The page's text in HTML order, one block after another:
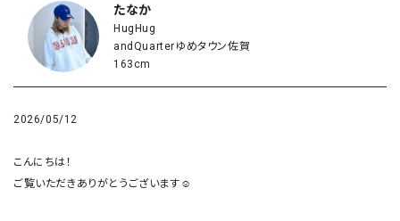
たなか
HugHug
andQuarterゆめタウン佐賀
163cm
2026/05/12
こんにちは！
ご覧いただきありがとうございます☺︎